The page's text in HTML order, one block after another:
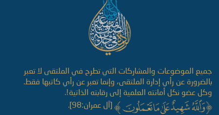
جميع الموضوعات والمشاركات التي تطرح في الملتقى لا تعبر
بالضرورة عن رأي إدارة الملتقى، وإنما تعبر عن رأي كاتبها فقط.
وكل عضو نكل أمانته العلمية إلى رقابته الذاتية!.
[آل عمران:98].